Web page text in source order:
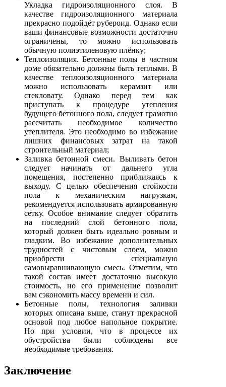
Укладка гидроизоляционного слоя. В
качестве гидроизоляционного материала
прекрасно подойдёт рубероид. Однако если
ваши финансовые возможности достаточно
ограничены, то можно использовать
обычную полиэтиленовую плёнку;
Теплоизоляция. Бетонные полы в частном
доме обязательно должны быть теплыми. В
качестве теплоизоляционного материала
можно использовать керамзит или
стекловату. Однако перед тем как
приступать к процедуре утепления
будущего бетонного пола, следует грамотно
рассчитать необходимое количество
утеплителя. Это необходимо во избежание
лишних финансовых затрат на такой
строительный материал;
Заливка бетонной смеси. Выливать бетон
следует начинать от дальнего угла
помещения, постепенно приближаясь к
выходу. С целью обеспечения стойкости
пола к механическим нагрузкам,
рекомендуется использовать армированную
сетку. Особое внимание следует обратить
на последний слой бетонного пола,
который должен быть идеально ровным и
гладким. Во избежание дополнительных
трудностей с чистовым слоем, можно
приобрести специальную
самовыравнивающую смесь. Отметим, что
такой состав имеет достаточно высокую
стоимость, но его применение позволит
вам сэкономить массу времени и сил.
Бетонные полы, технология заливки
которых описана выше, станут прекрасной
основой под любое напольное покрытие.
Но при условии, что в процессе их
обустройства были соблюдены все
необходимые требования.
Заключение